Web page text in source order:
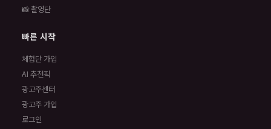
📸 촬영단
빠른 시작
체험단 가입
AI 추천픽
광고주센터
광고주 가입
로그인